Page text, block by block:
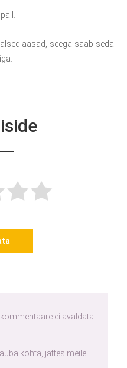
aasad, seega saab seda
ei avaldata
kohta, jättes meile